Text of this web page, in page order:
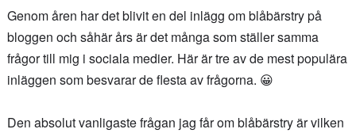
Genom åren har det blivit en del inlägg om blåbärstry på
bloggen och såhär års är det många som ställer samma
frågor till mig i sociala medier. Här är tre av de mest populära
inläggen som besvarar de flesta av frågorna. 😀
Den absolut vanligaste frågan jag får om blåbärstry är vilken